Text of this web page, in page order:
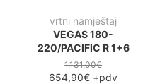
vrtni namještaj
VEGAS 180-
220/PACIFIC R 1+6
1.131,00€
654,90€ +pdv